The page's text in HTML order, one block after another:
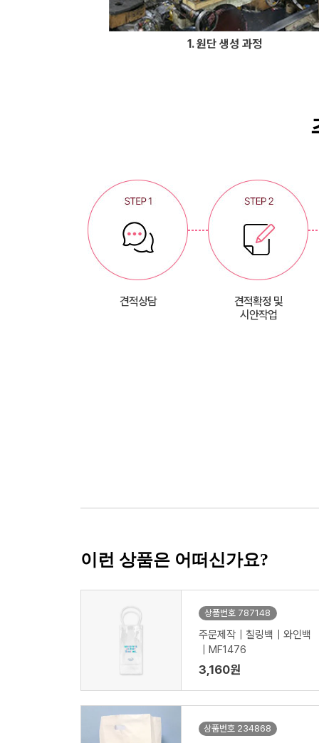
1. 원단 생성 과정
견적상담
견적확정 및
시안작업
이런 상품은 어떠신가요?
상품번호 787148
주문제작｜칠링백｜와인백
｜MF1476
3,160원
상품번호 234868